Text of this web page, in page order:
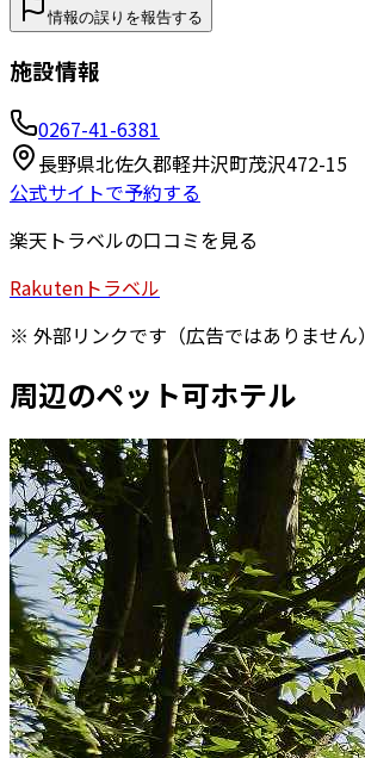
情報の誤りを報告する
施設情報
0267-41-6381
長野県北佐久郡軽井沢町茂沢472-15
公式サイトで予約する
楽天トラベルの口コミを見る
Rakuten トラベル
※ 外部リンクです（広告ではありません）
周辺のペット可ホテル